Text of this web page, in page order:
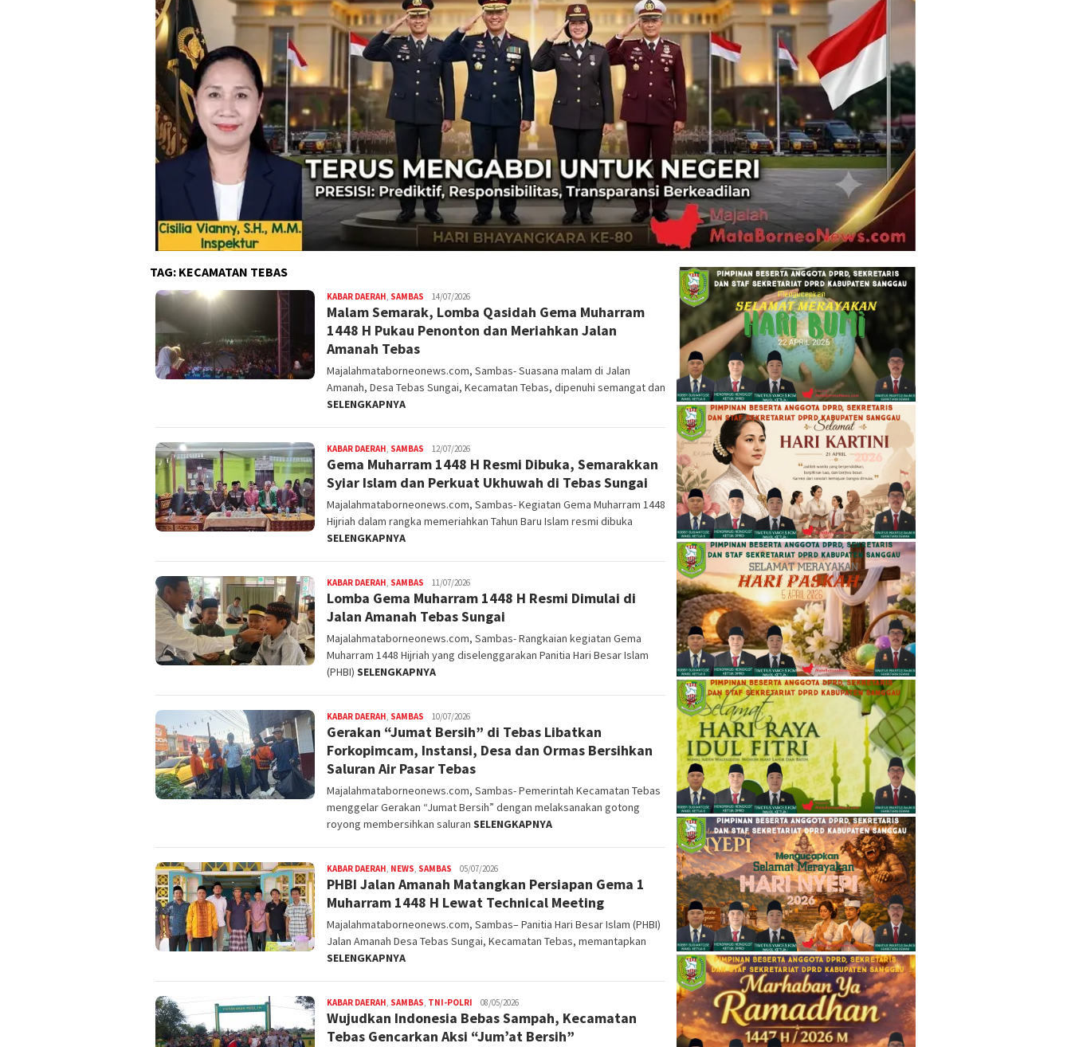
TAG: KECAMATAN TEBAS
KABAR DAERAH, SAMBAS Nopriyanto
14/07/2026
Malam Semarak, Lomba Qasidah Gema Muharram
1448 H Pukau Penonton dan Meriahkan Jalan
Amanah Tebas
Majalahmataborneonews.com, Sambas- Suasana malam di Jalan
Amanah, Desa Tebas Sungai, Kecamatan Tebas, dipenuhi semangat dan
SELENGKAPNYA
KABAR DAERAH, SAMBAS Nopriyanto
12/07/2026
Gema Muharram 1448 H Resmi Dibuka, Semarakkan
Syiar Islam dan Perkuat Ukhuwah di Tebas Sungai
Majalahmataborneonews.com, Sambas- Kegiatan Gema Muharram 1448
Hijriah dalam rangka memeriahkan Tahun Baru Islam resmi dibuka
SELENGKAPNYA
KABAR DAERAH, SAMBAS Nopriyanto
11/07/2026
Lomba Gema Muharram 1448 H Resmi Dimulai di
Jalan Amanah Tebas Sungai
Majalahmataborneonews.com, Sambas- Rangkaian kegiatan Gema
Muharram 1448 Hijriah yang diselenggarakan Panitia Hari Besar Islam
(PHBI) SELENGKAPNYA
KABAR DAERAH, SAMBAS Nopriyanto
10/07/2026
Gerakan “Jumat Bersih” di Tebas Libatkan
Forkopimcam, Instansi, Desa dan Ormas Bersihkan
Saluran Air Pasar Tebas
Majalahmataborneonews.com, Sambas- Pemerintah Kecamatan Tebas
menggelar Gerakan “Jumat Bersih” dengan melaksanakan gotong
royong membersihkan saluran SELENGKAPNYA
KABAR DAERAH, NEWS, SAMBAS Nopriyanto
05/07/2026
PHBI Jalan Amanah Matangkan Persiapan Gema 1
Muharram 1448 H Lewat Technical Meeting
Majalahmataborneonews.com, Sambas– Panitia Hari Besar Islam (PHBI)
Jalan Amanah Desa Tebas Sungai, Kecamatan Tebas, memantapkan
SELENGKAPNYA
KABAR DAERAH, SAMBAS, TNI-POLRI Nopriyanto
08/05/2026
Wujudkan Indonesia Bebas Sampah, Kecamatan
Tebas Gencarkan Aksi “Jum’at Bersih”